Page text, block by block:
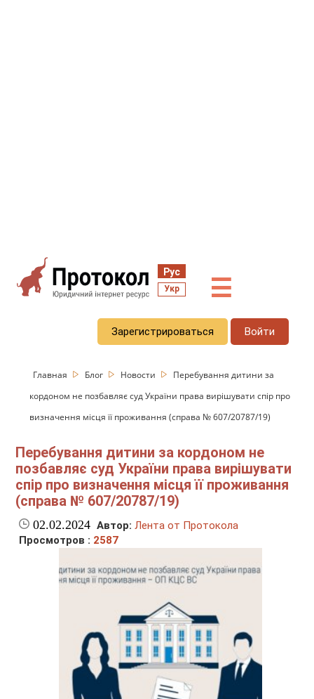
Рус
Укр ☰
Зарегистрироваться Войти
Главная Блог Новости
Перебування дитини за
кордоном не позбавляє суд України права вирішувати спір про
визначення місця її проживання (справа № 607/20787/19)
Перебування дитини за кордоном не
позбавляє суд України права вирішувати
спір про визначення місця її проживання
(справа № 607/20787/19)
02.02.2024 Автор: Лента от Протокола
Просмотров : 2587